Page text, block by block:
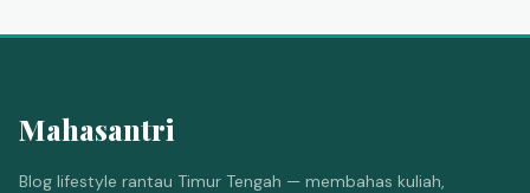
Mahasantri
Blog lifestyle rantau Timur Tengah — membahas kuliah,